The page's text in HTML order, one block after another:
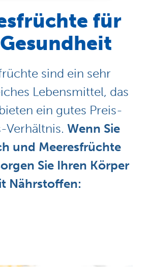
für
sind ein sehr
Lebensmittel, das
ein gutes Preis-
Verhältnis. Wenn Sie
und Meeresfrüchte
Sie Ihren Körper
Nährstoffen: